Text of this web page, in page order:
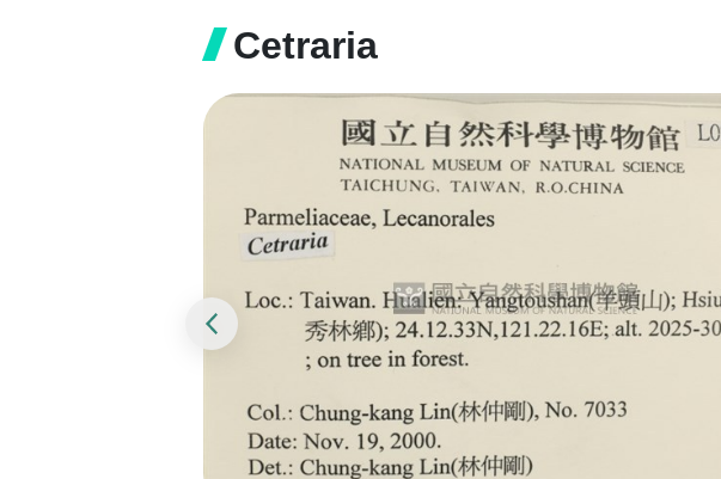
Cetraria